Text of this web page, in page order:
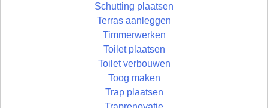
Schutting plaatsen
Terras aanleggen
Timmerwerken
Toilet plaatsen
Toilet verbouwen
Toog maken
Trap plaatsen